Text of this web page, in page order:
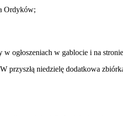
Ordyków;
w ogłoszeniach w gablocie i na
przyszłą niedzielę dodatkowa